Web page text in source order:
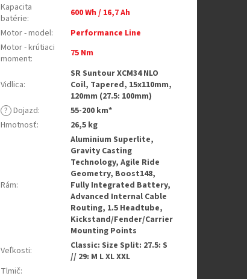
Kapacita
batérie:
600 Wh / 16,7 Ah
Motor - model:
Performance Line
Motor - krútiaci
moment: 75 Nm
Vidlica:
SR Suntour XCM34 NLO
Coil, Tapered, 15x110mm,
120mm (27.5: 100mm)
? Dojazd:
55-200 km*
Hmotnosť: 26,5 kg
Rám:
Aluminium Superlite,
Gravity Casting
Technology, Agile Ride
Geometry, Boost148,
Fully Integrated Battery,
Advanced Internal Cable
Routing, 1.5 Headtube,
Kickstand/Fender/Carrier
Mounting Points
Veľkosti:
Classic: Size Split: 27.5: S
// 29: M L XL XXL
Tlmič: